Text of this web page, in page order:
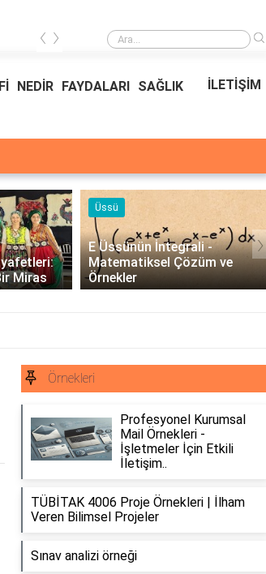
Ödeal Müşteri Hizmetleri
‹ ›
NEDİR FAYDALARI SAĞLIK İLETİŞİM
-
ve
Örnekleri
Profesyonel Kurumsal Mail
Örnekleri - İşletmeler İçin
Etkili İletişim..
›
Örnekleri
Profesyonel Kurumsal
Mail Örnekleri -
İşletmeler İçin Etkili
İletişim..
TÜBİTAK 4006 Proje Örnekleri | İlham
Veren Bilimsel Projeler
Sınav analizi örneği